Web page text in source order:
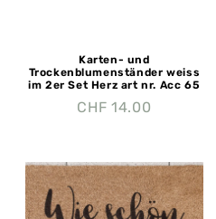
Karten- und
Trockenblumenständer weiss
im 2er Set Herz art nr. Acc 65
CHF 14.00